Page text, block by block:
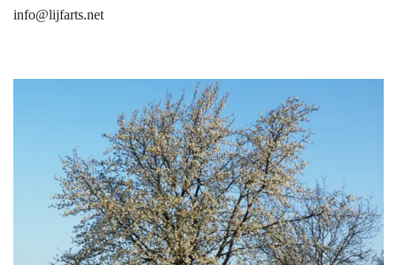
info@lijfarts.net